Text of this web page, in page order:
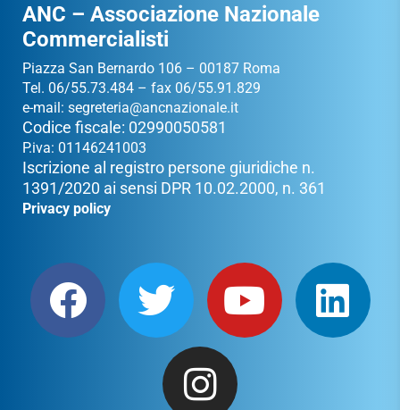
ANC – Associazione Nazionale
Commercialisti
Piazza San Bernardo 106 – 00187 Roma
Tel. 06/55.73.484 – fax 06/55.91.829
e-mail: segreteria@ancnazionale.it
Codice fiscale: 02990050581
P.iva: 01146241003
Iscrizione al registro persone giuridiche n.
1391/2020 ai sensi DPR 10.02.2000, n. 361
Privacy policy